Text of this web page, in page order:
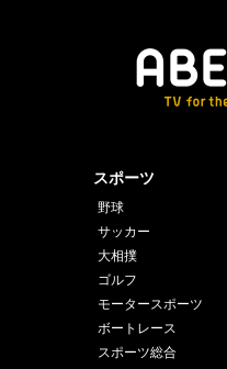
スポーツ
野球
サッカー
大相撲
ゴルフ
モータースポーツ
ボートレース
スポーツ総合